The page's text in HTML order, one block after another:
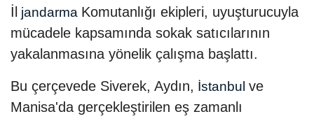
İl jandarma Komutanlığı ekipleri, uyuşturucuyla
mücadele kapsamında sokak satıcılarının
yakalanmasına yönelik çalışma başlattı.
Bu çerçevede Siverek, Aydın, İstanbul ve
Manisa'da gerçekleştirilen eş zamanlı